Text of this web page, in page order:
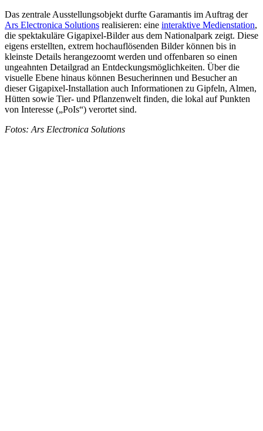
Das zentrale Ausstellungsobjekt durfte Garamantis im Auftrag der
Ars Electronica Solutions realisieren: eine interaktive Medienstation,
die spektakuläre Gigapixel-Bilder aus dem Nationalpark zeigt. Diese
eigens erstellten, extrem hochauflösenden Bilder können bis in
kleinste Details herangezoomt werden und offenbaren so einen
ungeahnten Detailgrad an Entdeckungsmöglichkeiten. Über die
visuelle Ebene hinaus können Besucherinnen und Besucher an
dieser Gigapixel-Installation auch Informationen zu Gipfeln, Almen,
Hütten sowie Tier- und Pflanzenwelt finden, die lokal auf Punkten
von Interesse („PoIs“) verortet sind.
Fotos: Ars Electronica Solutions